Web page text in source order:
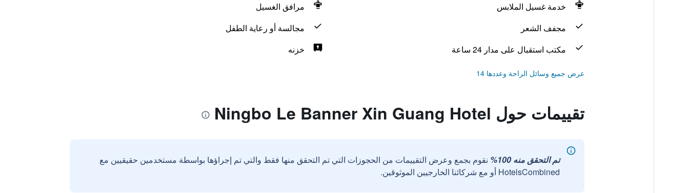
خدمة غسيل الملابس
مرافق الغسيل
مجفف الشعر
مجالسة أو رعاية الطفل
مكتب استقبال على مدار 24 ساعة
خزنه
عرض جميع وسائل الراحة وعددها 14
تقييمات حول Ningbo Le Banner Xin Guang Hotel
تم التحقق منه 100%
نقوم بجمع وعرض التقييمات من الحجوزات التي تم التحقق منها فقط والتي تم إجراؤها بواسطة مستخدمين حقيقيين مع
HotelsCombined أو مع شركائنا الخارجيين الموثوقين.